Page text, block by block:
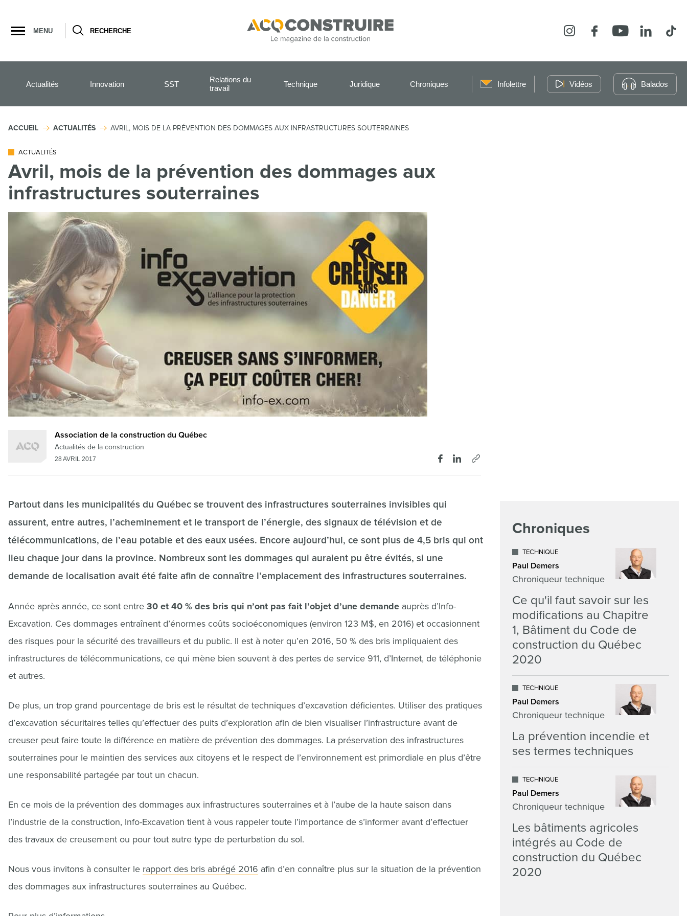
la
navigation
MENU RECHERCHE InstagramFacebookYouTubeLinkedIn
Actualités Innovation SST
Relations du
travail
Technique Juridique Chroniques Infolettre Vidéos Balados
ACCUEIL ACTUALITÉS AVRIL, MOIS DE LA PRÉVENTION DES DOMMAGES AUX INFRASTRUCTURES SOUTERRAINES
ACTUALITÉS
Avril, mois de la prévention des dommages aux
infrastructures souterraines
Association de la construction du Québec
Actualités de la construction
28 AVRIL 2017
Partout dans les municipalités du Québec se trouvent des infrastructures souterraines invisibles qui
assurent, entre autres, l’acheminement et le transport de l’énergie, des signaux de télévision et de
télécommunications, de l’eau potable et des eaux usées. Encore aujourd’hui, ce sont plus de 4,5 bris qui ont
lieu chaque jour dans la province. Nombreux sont les dommages qui auraient pu être évités, si une
demande de localisation avait été faite afin de connaître l’emplacement des infrastructures souterraines.
Année après année, ce sont entre 30 et 40 % des bris qui n’ont pas fait l’objet d’une demande auprès d’Info-
Excavation. Ces dommages entraînent d’énormes coûts socioéconomiques (environ 123 M$, en 2016) et occasionnent
des risques pour la sécurité des travailleurs et du public. Il est à noter qu’en 2016, 50 % des bris impliquaient des
infrastructures de télécommunications, ce qui mène bien souvent à des pertes de service 911, d’Internet, de téléphonie
et autres.
De plus, un trop grand pourcentage de bris est le résultat de techniques d’excavation déficientes. Utiliser des pratiques
d’excavation sécuritaires telles qu’effectuer des puits d’exploration afin de bien visualiser l’infrastructure avant de
creuser peut faire toute la différence en matière de prévention des dommages. La préservation des infrastructures
souterraines pour le maintien des services aux citoyens et le respect de l’environnement est primordiale en plus d’être
une responsabilité partagée par tout un chacun.
En ce mois de la prévention des dommages aux infrastructures souterraines et à l’aube de la haute saison dans
l’industrie de la construction, Info-Excavation tient à vous rappeler toute l’importance de s’informer avant d’effectuer
des travaux de creusement ou pour tout autre type de perturbation du sol.
Nous vous invitons à consulter le rapport des bris abrégé 2016 afin d’en connaître plus sur la situation de la prévention
des dommages aux infrastructures souterraines au Québec.
Chroniques
TECHNIQUE
Paul Demers
Chroniqueur technique
Ce qu'il faut savoir sur les
modifications au Chapitre
1, Bâtiment du Code de
construction du Québec
2020
TECHNIQUE
Paul Demers
Chroniqueur technique
La prévention incendie et
ses termes techniques
TECHNIQUE
Paul Demers
Chroniqueur technique
Les bâtiments agricoles
intégrés au Code de
construction du Québec
2020